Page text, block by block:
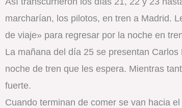
marcharían, los pilotos, en tren a Madrid.
de viaje» para regresar por la noche en
La mañana del día 25 se presentan
noche de tren que les espera. Mientras
fuerte.
Cuando terminan de comer se van hacia